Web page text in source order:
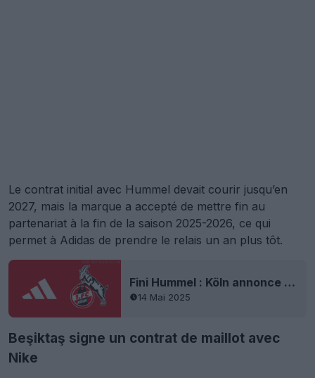
Le contrat initial avec Hummel devait courir jusqu’en
2027, mais la marque a accepté de mettre fin au
partenariat à la fin de la saison 2025-2026, ce qui
permet à Adidas de prendre le relais un an plus tôt.
Fini Hummel : Köln annonce un contrat de maillot Adidas - valable à partir de la saison 2026-27
14 Mai 2025
Beşiktaş signe un contrat de maillot avec
Nike